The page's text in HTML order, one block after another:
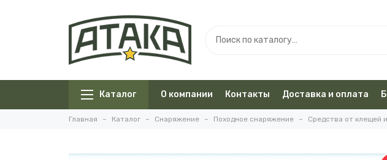
Каталог О компании Контакты Доставка и оплата
Главная Каталог Снаряжение Походное снаряжение Средства от клещей